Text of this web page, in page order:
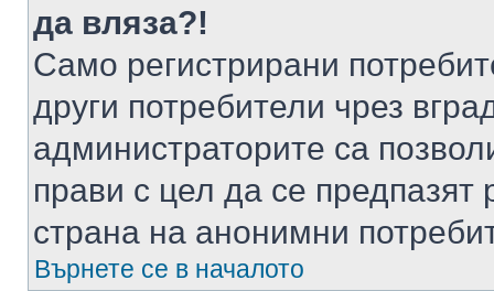
да вляза?!
Само регистрирани
други потребители чрез
администраторите са
прави с цел да се предпазят
страна на анонимни
Върнете се в началото